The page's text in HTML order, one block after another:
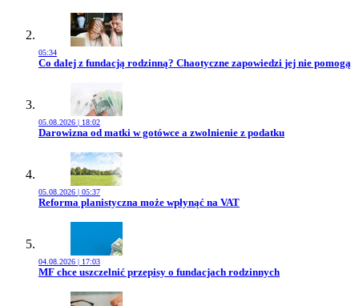
05:34
Przejdź do artykułu:
Co dalej z fundacją rodzinną? Chaotyczne zapowiedzi jej nie pomogą
05.08.2026 | 18:02
Przejdź do artykułu:
Darowizna od matki w gotówce a zwolnienie z podatku
05.08.2026 | 05:37
Przejdź do artykułu:
Reforma planistyczna może wpłynąć na VAT
04.08.2026 | 17:03
Przejdź do artykułu:
MF chce uszczelnić przepisy o fundacjach rodzinnych